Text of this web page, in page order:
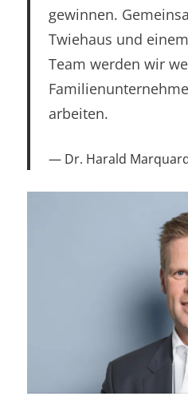
gewinnen.
Twiehaus und
Team werden wir
arbeiten.
Dr. Harald